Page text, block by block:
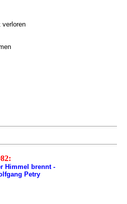
verloren
Himmel brennt -
Petry